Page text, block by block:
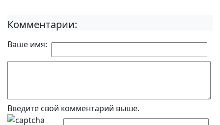
Комментарии:
Ваше имя:
Введите свой комментарий выше.